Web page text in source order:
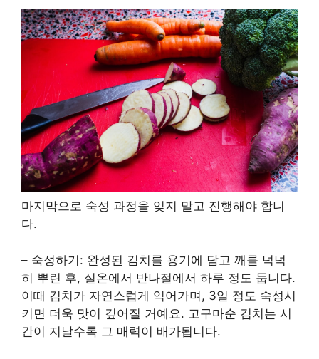
마지막으로 숙성 과정을 잊지 말고 진행해야 합니
다.
– 숙성하기: 완성된 김치를 용기에 담고 깨를 넉넉
히 뿌린 후, 실온에서 반나절에서 하루 정도 둡니다.
이때 김치가 자연스럽게 익어가며, 3일 정도 숙성시
키면 더욱 맛이 깊어질 거예요. 고구마순 김치는 시
간이 지날수록 그 매력이 배가됩니다.